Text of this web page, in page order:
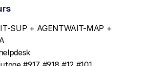
SUP + AGENTWAIT-MAP +